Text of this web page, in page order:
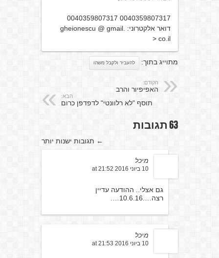
0040359807317 0040359807317
דואר אלקטרוני: gheionescu @ gmail.
co.il <
מתוייג בתוך: להעביר ולקבל משהו
הקודם:
האפיפיור והרב
הבא:
תוסף "לא רלוונטי" לדפדפן כרום
63 תגובות
← תגובות ישנות יותר
מיכל
10 ביוני 2016 at 21:52
גם אצלי.. ההודעה עדיין
רצה….10.6.16….
מיכל
10 ביוני 2016 at 21:53